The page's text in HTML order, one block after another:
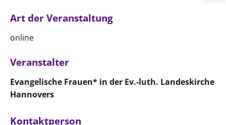
Art der Veranstaltung
online
Veranstalter
Evangelische Frauen* in der Ev.-luth. Landeskirche
Hannovers
Kontaktperson